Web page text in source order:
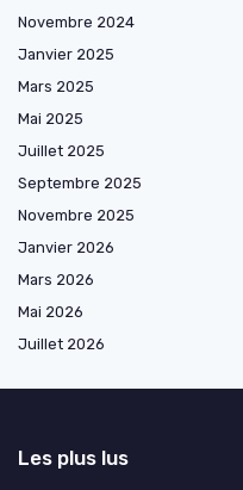
Novembre 2024
Janvier 2025
Mars 2025
Mai 2025
Juillet 2025
Septembre 2025
Novembre 2025
Janvier 2026
Mars 2026
Mai 2026
Juillet 2026
Les plus lus